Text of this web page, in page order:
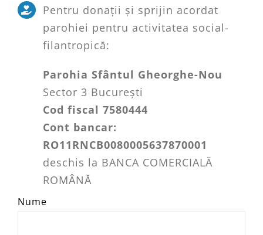
PROGRAM
CONTACT
Pentru donații și sprijin acordat
parohiei pentru activitatea social-
filantropică:
Parohia Sfântul Gheorghe-Nou
Sector 3 București
Cod fiscal 7580444
Cont bancar:
RO11RNCB0080005637870001
deschis la BANCA COMERCIALĂ
ROMÂNĂ
Nume